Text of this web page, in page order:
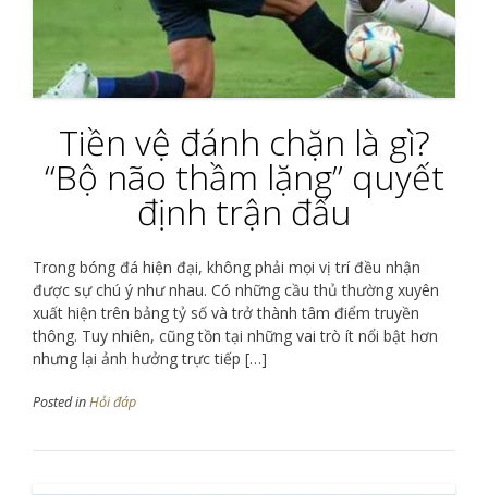
Tiền vệ đánh chặn là gì?
“Bộ não thầm lặng” quyết
định trận đấu
Trong bóng đá hiện đại, không phải mọi vị trí đều nhận
được sự chú ý như nhau. Có những cầu thủ thường xuyên
xuất hiện trên bảng tỷ số và trở thành tâm điểm truyền
thông. Tuy nhiên, cũng tồn tại những vai trò ít nổi bật hơn
nhưng lại ảnh hưởng trực tiếp […]
Posted inHỏi đáp